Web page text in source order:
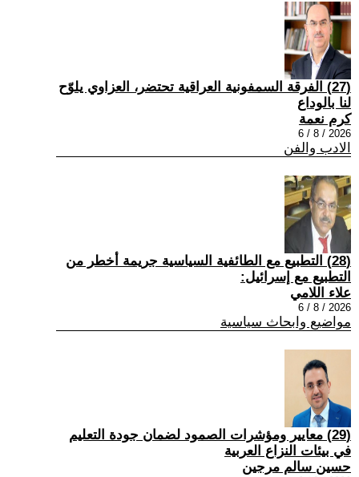
(27) الفرقة السمفونية العراقية تحتضر، العزاوي يلوّح
لنا بالوداع
كرم نعمة
2026 / 8 / 6
الادب والفن
(28) التطبيع مع الطائفية السياسية جريمة أخطر من
التطبيع مع إسرائيل:
علاء اللامي
2026 / 8 / 6
مواضيع وابحاث سياسية
(29) معايير ومؤشرات الصمود لضمان جودة التعليم
في بيئات النزاع العربية
حسين سالم مرجين